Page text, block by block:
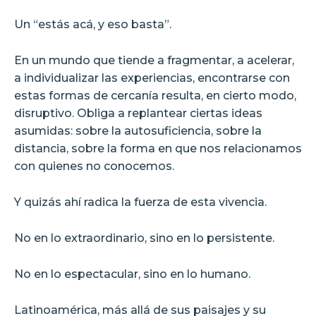
Un “estás acá, y eso basta”.
En un mundo que tiende a fragmentar, a acelerar,
a individualizar las experiencias, encontrarse con
estas formas de cercanía resulta, en cierto modo,
disruptivo. Obliga a replantear ciertas ideas
asumidas: sobre la autosuficiencia, sobre la
distancia, sobre la forma en que nos relacionamos
con quienes no conocemos.
Y quizás ahí radica la fuerza de esta vivencia.
No en lo extraordinario, sino en lo persistente.
No en lo espectacular, sino en lo humano.
Latinoamérica, más allá de sus paisajes y su